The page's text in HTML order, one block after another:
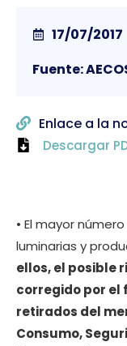
• El mayor
luminarias y
ellos, el posible
corregido por el
retirados del
Consumo,
17/07/2017
Fuente:
Enlace a la
Descargar